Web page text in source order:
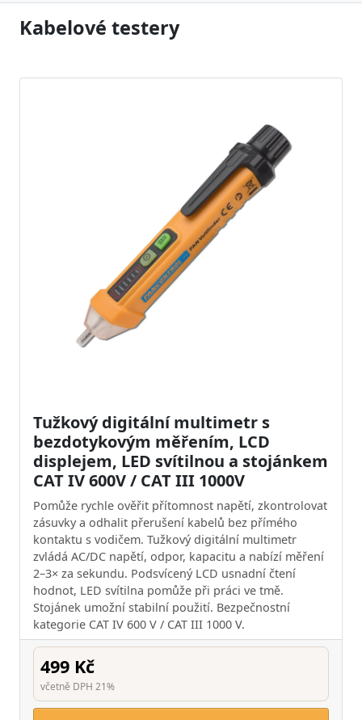
Kabelové testery
Tužkový digitální multimetr s
bezdotykovým měřením, LCD
displejem, LED svítilnou a stojánkem
CAT IV 600V / CAT III 1000V
Pomůže rychle ověřit přítomnost napětí, zkontrolovat
zásuvky a odhalit přerušení kabelů bez přímého
kontaktu s vodičem. Tužkový digitální multimetr
zvládá AC/DC napětí, odpor, kapacitu a nabízí měření
2–3× za sekundu. Podsvícený LCD usnadní čtení
hodnot, LED svítilna pomůže při práci ve tmě.
Stojánek umožní stabilní použití. Bezpečnostní
kategorie CAT IV 600 V / CAT III 1000 V.
499 Kč
včetně DPH 21%